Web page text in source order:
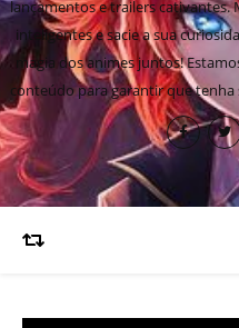
lançamentos e trailers cativantes.
inteligentes e sacie a sua
magia dos animes juntos!
conteúdo para garantir que tenha